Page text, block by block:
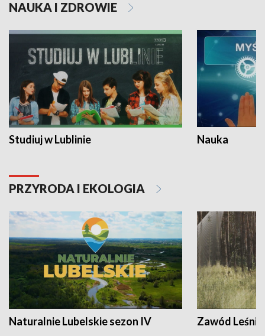
NAUKA I ZDROWIE
Studiuj w Lublinie Nauka
PRZYRODA I EKOLOGIA
Naturalnie Lubelskie sezon IV Zawód Leśnik